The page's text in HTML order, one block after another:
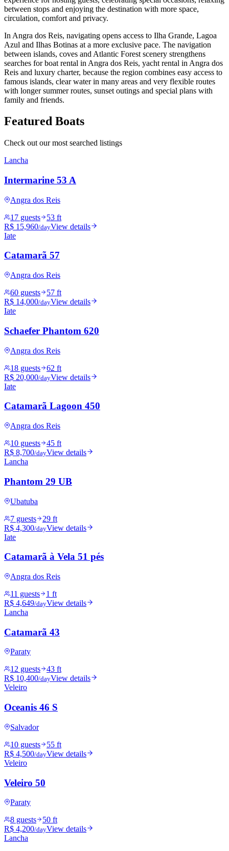
between stops and enjoying the destination with more space,
circulation, comfort and privacy.
In Angra dos Reis, navigating opens access to Ilha Grande, Lagoa
Azul and Ilhas Botinas at a more exclusive pace. The navigation
between islands, coves and Atlantic Forest scenery strengthens
searches for boat rental in Angra dos Reis, yacht rental in Angra dos
Reis and luxury charter, because the region combines easy access to
famous islands, clear water in many areas and very flexible routes
with longer summer routes, sunset outings and special plans with
family and friends.
Featured Boats
Check out our most searched listings
Lancha
Intermarine 53 A
Angra dos Reis
17 guests
53 ft
R$ 15,960/dayView details
Iate
Catamarã 57
Angra dos Reis
60 guests
57 ft
R$ 14,000/dayView details
Iate
Schaefer Phantom 620
Angra dos Reis
18 guests
62 ft
R$ 20,000/dayView details
Iate
Catamarã Lagoon 450
Angra dos Reis
10 guests
45 ft
R$ 8,700/dayView details
Lancha
Phantom 29 UB
Ubatuba
7 guests
29 ft
R$ 4,300/dayView details
Iate
Catamarã à Vela 51 pés
Angra dos Reis
11 guests
1 ft
R$ 4,649/dayView details
Lancha
Catamarã 43
Paraty
12 guests
43 ft
R$ 10,400/dayView details
Veleiro
Oceanis 46 S
Salvador
10 guests
55 ft
R$ 4,500/dayView details
Veleiro
Veleiro 50
Paraty
8 guests
50 ft
R$ 4,200/dayView details
Lancha